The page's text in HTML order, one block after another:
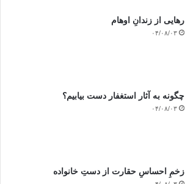
رهایی از زندانِ اوهام
۰۴/۰۸/۰۳
چگونه به آثار استغفار دست بیابیم؟
۰۴/۰۸/۰۳
زخمِ احساسِ حقارت از دستِ خانواده